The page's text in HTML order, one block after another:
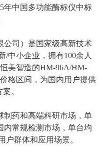
年中国多功能酶标仪中标
公司）是国家级高新技术
/中小企业，拥有100余人
美智造的HM-96A/HM-
格区间，为国内用户提供
。
制药和高端科研市场，单
内常规检测市场，单台均
户群体和应用场景。